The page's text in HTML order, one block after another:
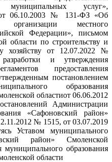
услуг»,
06.10.2003 № 131-ФЗ «Об
местного
Федерации», письмом
области по строительству и
хозяйству от 12.07.2022 №
и утверждения
предоставления
постановлением
образования
областиот 06.06.2012
Администрации
«Сафоновский район»
№ 1515, от 03.07.2019
Уставом муниципального
район» Смоленской
образования
области